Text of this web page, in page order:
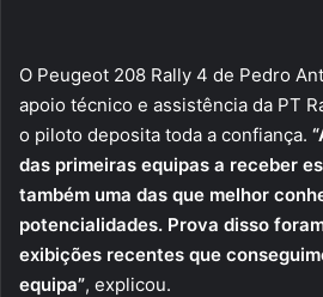
O Peugeot 208 Rally 4 de Pedro
apoio técnico e assistência da PT
o piloto deposita toda a confiança.
das primeiras equipas a receber
também uma das que melhor
potencialidades. Prova disso
exibições recentes que
equipa”, explicou.